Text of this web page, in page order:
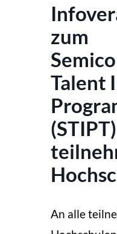
zum
Talent
An alle